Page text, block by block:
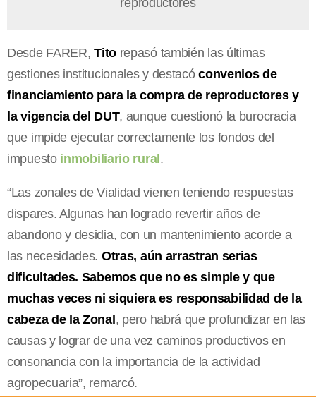
Desde FARER, Titorepasó también las últimas
gestiones institucionales y destacóconvenios de
financiamiento para la compra de reproductores y
la vigencia del DUT, aunque cuestionó la burocracia
que impide ejecutar correctamente los fondos del
impuesto inmobiliario rural.
“Las zonales de Vialidad vienen teniendo respuestas
dispares. Algunas han logrado revertir años de
abandono y desidia, con un mantenimiento acorde a
las necesidades. Otras, aún arrastran serias
dificultades. Sabemos que no es simple y que
muchas veces ni siquiera es responsabilidad de la
cabeza de la Zonal, pero habrá que profundizar en las
causas y lograr de una vez caminos productivos en
consonancia con la importancia de la actividad
agropecuaria”, remarcó.